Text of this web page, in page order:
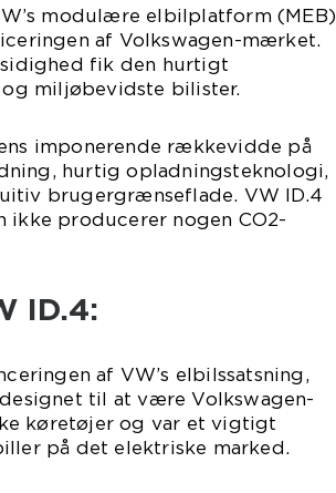
modulære elbilplatform (MEB)
af Volkswagen-mærket.
fik den hurtigt
miljøbevidste bilister.
imponerende rækkevidde på
hurtig opladningsteknologi,
brugergrænseflade. VW ID.4
ikke producerer nogen CO2-
ID.4:
af VW’s elbilssatsning,
til at være Volkswagen-
køretøjer og var et vigtigt
på det elektriske marked.